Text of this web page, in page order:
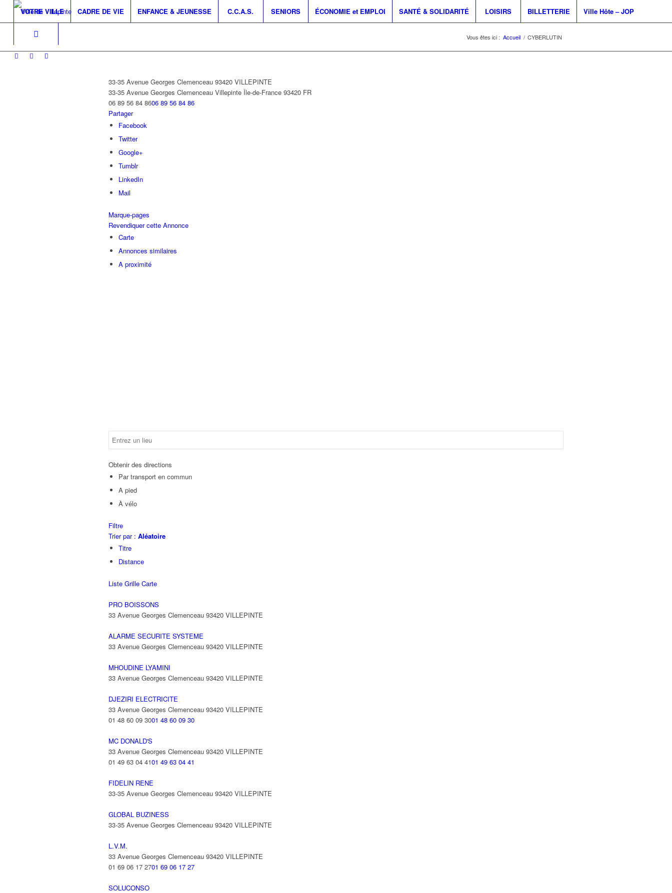
VOTRE VILLE CADRE DE VIE ENFANCE & JEUNESSE C.C.A.S. SENIORS ÉCONOMIE et EMPLOI SANTÉ & SOLIDARITÉ LOISIRS BILLETTERIE Ville Hôte – JOP
Vous êtes ici : Accueil / CYBERLUTIN
33-35 Avenue Georges Clemenceau 93420 VILLEPINTE
33-35 Avenue Georges Clemenceau Villepinte Île-de-France 93420 FR
06 89 56 84 8606 89 56 84 86
Partager
Facebook
Twitter
Google+
Tumblr
LinkedIn
Mail
Marque-pages
Revendiquer cette Annonce
Carte
Annonces similaires
A proximité
Obtenir des directions
Par transport en commun
A pied
À vélo
Filtre
Trier par : Aléatoire
Titre
Distance
Liste Grille Carte
PRO BOISSONS
33 Avenue Georges Clemenceau 93420 VILLEPINTE
ALARME SECURITE SYSTEME
33 Avenue Georges Clemenceau 93420 VILLEPINTE
MHOUDINE LYAMINI
33 Avenue Georges Clemenceau 93420 VILLEPINTE
DJEZIRI ELECTRICITE
33 Avenue Georges Clemenceau 93420 VILLEPINTE
01 48 60 09 3001 48 60 09 30
MC DONALD'S
33 Avenue Georges Clemenceau 93420 VILLEPINTE
01 49 63 04 4101 49 63 04 41
FIDELIN RENE
33-35 Avenue Georges Clemenceau 93420 VILLEPINTE
GLOBAL BUZINESS
33-35 Avenue Georges Clemenceau 93420 VILLEPINTE
L.V.M.
33 Avenue Georges Clemenceau 93420 VILLEPINTE
01 69 06 17 2701 69 06 17 27
SOLUCONSO